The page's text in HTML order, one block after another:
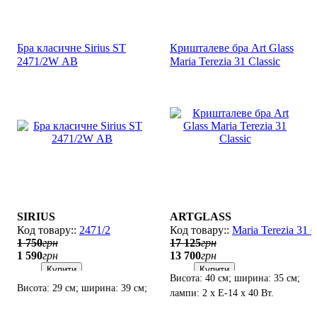
Бра класичне Sirius SТ
2471/2W АВ
SIRIUS
2471/2
1 750грн
1 590грн
Купити
Висота: 29 см; ширина: 39 см;
Кришталеве бра Art Glass
Maria Terezia 31 Classic
ARTGLASS
Maria Terezia 31
17 125грн
13 700грн
Купити
Висота: 40 см; ширина: 35 см;
лампи: 2 х Е-14 х 40 Вт.